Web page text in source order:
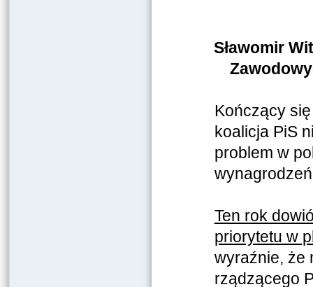
Sławomir
Kończący
koalicja PiS
problem w
Ten rok
priorytetu w
wyraźnie, że
rządzącego